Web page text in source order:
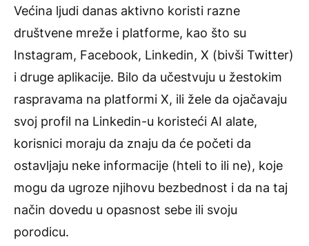
Većina ljudi danas aktivno koristi razne
društvene mreže i platforme, kao što su
Instagram, Facebook, Linkedin, X (bivši Twitter)
i druge aplikacije. Bilo da učestvuju u žestokim
raspravama na platformi X, ili žele da ojačavaju
svoj profil na Linkedin-u koristeći AI alate,
korisnici moraju da znaju da će početi da
ostavljaju neke informacije (hteli to ili ne), koje
mogu da ugroze njihovu bezbednost i da na taj
način dovedu u opasnost sebe ili svoju
porodicu.